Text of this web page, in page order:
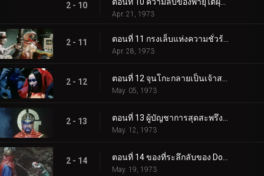
2 - 10
Apr. 21, 1973
2 - 11
Apr. 28, 1973
2 - 12
May. 05, 1973
2 - 13
May. 12, 1973
2 - 14
May. 19, 1973